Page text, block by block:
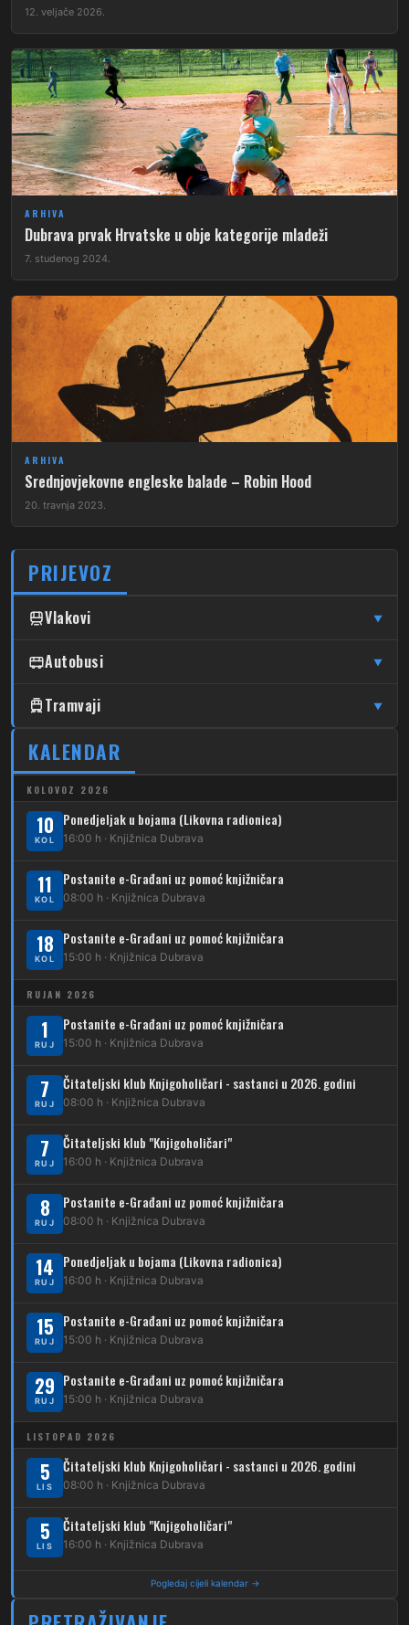
12. veljače 2026.
ARHIVA
Dubrava prvak Hrvatske u obje kategorije mladeži
7. studenog 2024.
ARHIVA
Srednjovjekovne engleske balade – Robin Hood
20. travnja 2023.
PRIJEVOZ
Vlakovi ▼
Čulinec Čulinec
Trnava Trnava
Čulinec
Trnava ↦ Sesvete ↦ Trnava
Kliknite stanicu za prikaz voznog reda
Autobusi ▼
DUBRAVA
206 Dubrava – Miroševec
208 Dubrava – Vidovec
209
210 Dubrava – Stud. grad – Klin
213
214 Koledinečka – Resnički gaj
223 Dubrava – Trnovčica – Dubec
230 Dubrava – Granešinski Novaki
232 Dubrava – Jazbina
269
DUBEC
212
223 Dubec – Trnovčica – Dubrava
224 Dubec – Novoselec
261 Dubec – Sesvete – Goranec
262 Dubec – Sesvete – Planina Donja
263 Dubec – Sesvete–Kašina – Pl.Gornja
264 Dubec – Sesvete – Jesenovec
267
270 Dubec – Sesvete – Blaguša
272 Dubec – Sesvete – Moravče
Tramvaji ▼
4 Dubec – Savski Most
7 Dubrava – Savski Most
11 Dubec – Črnomerec
34 Dubec – Ljubljanica – Noćna linija
Karta tramvajskih linija
KALENDAR
KOLOVOZ 2026
10
KOL
Ponedjeljak u bojama (Likovna radionica)
16:00 h · Knjižnica Dubrava
11
KOL
Postanite e-Građani uz pomoć knjižničara
08:00 h · Knjižnica Dubrava
18
KOL
Postanite e-Građani uz pomoć knjižničara
15:00 h · Knjižnica Dubrava
RUJAN 2026
1
RUJ
Postanite e-Građani uz pomoć knjižničara
15:00 h · Knjižnica Dubrava
7
RUJ
Čitateljski klub Knjigoholičari - sastanci u 2026. godini
08:00 h · Knjižnica Dubrava
7
RUJ
Čitateljski klub "Knjigoholičari"
16:00 h · Knjižnica Dubrava
8
RUJ
Postanite e-Građani uz pomoć knjižničara
08:00 h · Knjižnica Dubrava
14
RUJ
Ponedjeljak u bojama (Likovna radionica)
16:00 h · Knjižnica Dubrava
15
RUJ
Postanite e-Građani uz pomoć knjižničara
15:00 h · Knjižnica Dubrava
29
RUJ
Postanite e-Građani uz pomoć knjižničara
15:00 h · Knjižnica Dubrava
LISTOPAD 2026
5
LIS
Čitateljski klub Knjigoholičari - sastanci u 2026. godini
08:00 h · Knjižnica Dubrava
5
LIS
Čitateljski klub "Knjigoholičari"
16:00 h · Knjižnica Dubrava
Pogledaj cijeli kalendar →